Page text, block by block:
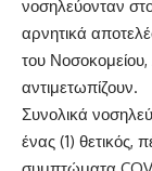
νοσηλεύονταν
αρνητικά
του
αντιμετωπίζουν.
Συνολικά
ένας (1) θετικός,